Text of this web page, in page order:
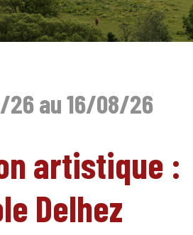
26 au 16/08/26
artistique :
Delhez